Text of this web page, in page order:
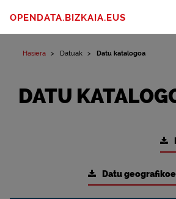
OPENDATA.BIZKAIA.EUS
Hasiera Datuak Datu katalogoa
DATU
Datu